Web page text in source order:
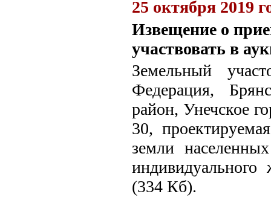
25 октября 2019
Извещение о
участвовать в
Земельный
Федерация,
район, Унечское
30,
земли
(334 Кб).